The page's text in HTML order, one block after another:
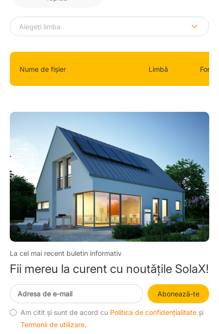
Nume de fișier Limbă
La cel mai recent buletin informativ
Fii mereu la curent cu noutățile SolaX!
Abonează-te
Am citit și sunt de acord cu Politica de confidențialitate și
Termenii de utilizare.